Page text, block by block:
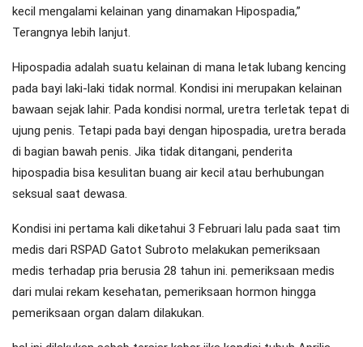
kecil mengalami kelainan yang dinamakan Hipospadia,”
Terangnya lebih lanjut.
Hipospadia adalah suatu kelainan di mana letak lubang kencing
pada bayi laki-laki tidak normal. Kondisi ini merupakan kelainan
bawaan sejak lahir. Pada kondisi normal, uretra terletak tepat di
ujung penis. Tetapi pada bayi dengan hipospadia, uretra berada
di bagian bawah penis. Jika tidak ditangani, penderita
hipospadia bisa kesulitan buang air kecil atau berhubungan
seksual saat dewasa.
Kondisi ini pertama kali diketahui 3 Februari lalu pada saat tim
medis dari RSPAD Gatot Subroto melakukan pemeriksaan
medis terhadap pria berusia 28 tahun ini. pemeriksaan medis
dari mulai rekam kesehatan, pemeriksaan hormon hingga
pemeriksaan organ dalam dilakukan.